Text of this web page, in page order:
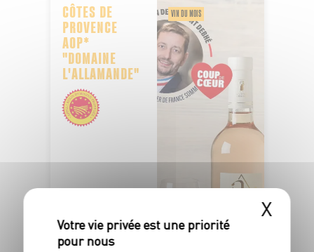
CÔTES DE
PROVENCE
AOP*
"DOMAINE
L'ALLAMANDE"
VIN DU MOIS
X